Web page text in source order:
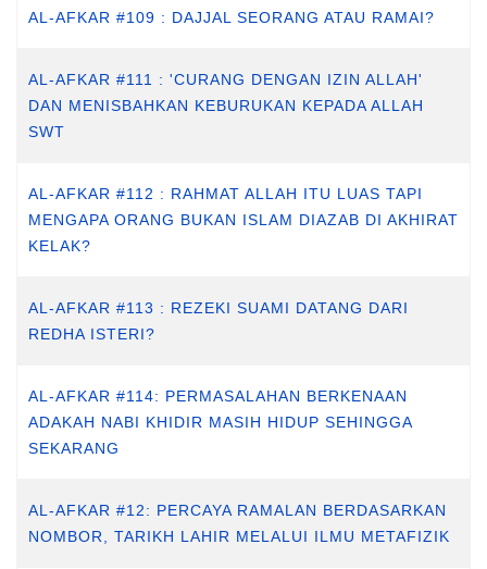
AL-AFKAR #109 : DAJJAL SEORANG ATAU RAMAI?
AL-AFKAR #111 : 'CURANG DENGAN IZIN ALLAH'
DAN MENISBAHKAN KEBURUKAN KEPADA ALLAH
SWT
AL-AFKAR #112 : RAHMAT ALLAH ITU LUAS TAPI
MENGAPA ORANG BUKAN ISLAM DIAZAB DI AKHIRAT
KELAK?
AL-AFKAR #113 : REZEKI SUAMI DATANG DARI
REDHA ISTERI?
AL-AFKAR #114: PERMASALAHAN BERKENAAN
ADAKAH NABI KHIDIR MASIH HIDUP SEHINGGA
SEKARANG
AL-AFKAR #12: PERCAYA RAMALAN BERDASARKAN
NOMBOR, TARIKH LAHIR MELALUI ILMU METAFIZIK